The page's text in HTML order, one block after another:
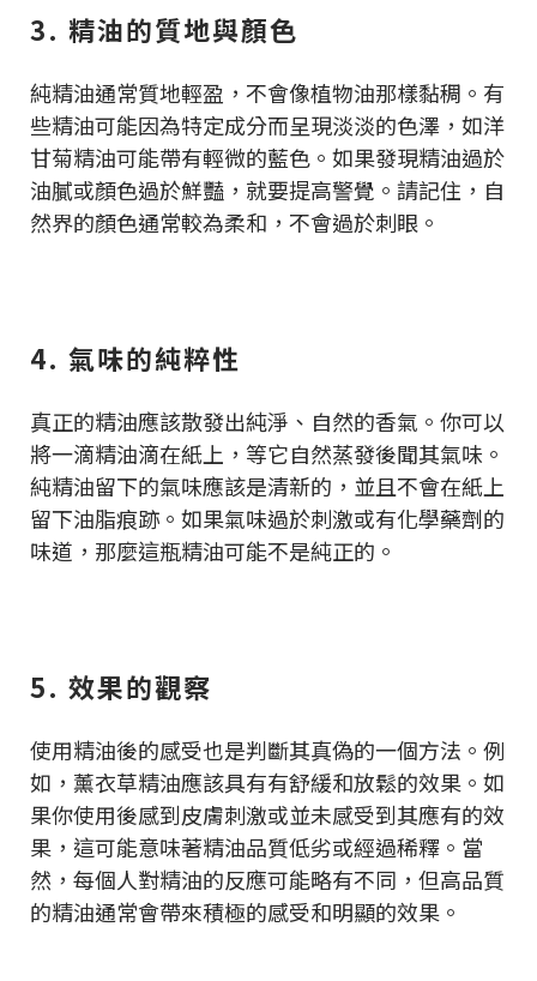
3. 精油的質地與顏色
純精油通常質地輕盈，不會像植物油那樣黏稠。有
些精油可能因為特定成分而呈現淡淡的色澤，如洋
甘菊精油可能帶有輕微的藍色。如果發現精油過於
油膩或顏色過於鮮豔，就要提高警覺。請記住，自
然界的顏色通常較為柔和，不會過於刺眼。
4. 氣味的純粹性
真正的精油應該散發出純淨、自然的香氣。你可以
將一滴精油滴在紙上，等它自然蒸發後聞其氣味。
純精油留下的氣味應該是清新的，並且不會在紙上
留下油脂痕跡。如果氣味過於刺激或有化學藥劑的
味道，那麼這瓶精油可能不是純正的。
5. 效果的觀察
使用精油後的感受也是判斷其真偽的一個方法。例
如，薰衣草精油應該具有有舒緩和放鬆的效果。如
果你使用後感到皮膚刺激或並未感受到其應有的效
果，這可能意味著精油品質低劣或經過稀釋。當
然，每個人對精油的反應可能略有不同，但高品質
的精油通常會帶來積極的感受和明顯的效果。